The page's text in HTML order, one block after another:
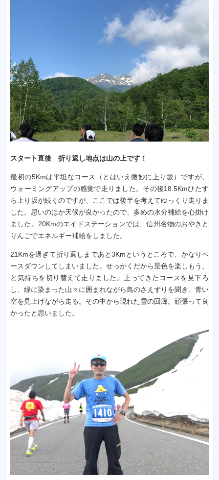
スタート直後 折り返し地点は山の上です！
最初の5Kmは平坦なコース（とはいえ微妙に上り坂）ですが、
ウォーミングアップの感覚で走りました。その後18.5Kmひたす
ら上り坂が続くのですが、ここでは後半を考えてゆっくり走りま
した。思いのほか天候が良かったので、多めの水分補給を心掛け
ました。20Kmのエイドステーションでは、信州名物のおやきと
りんごでエネルギー補給をしました。
21Kmを過ぎて折り返しまであと3Kmというところで、かなりペ
ースダウンしてしまいました。せっかくだから景色を楽しもう、
と気持ちを切り替えて走りました。上ってきたコースを見下ろ
し、緑に染まった山々に囲まれながら鳥のさえずりを聞き、青い
空を見上げながら走る。その中から現れた雪の回廊。頑張って良
かったと思いました。